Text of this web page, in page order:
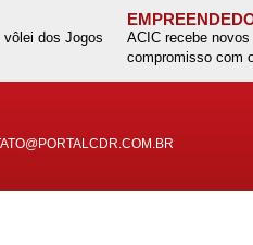
dos Jogos
ACIC recebe
compromisso com